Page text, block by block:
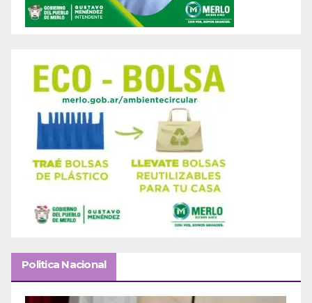
Politica Nacional